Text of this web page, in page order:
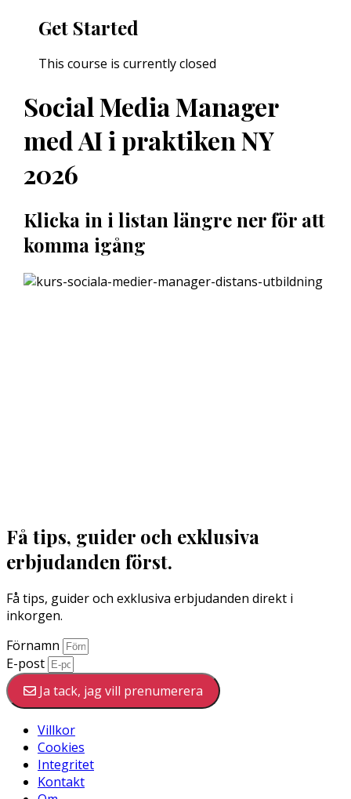
Get Started
This course is currently closed
Social Media Manager
med AI i praktiken NY
2026
Klicka in i listan längre ner för att
komma igång
Få tips, guider och exklusiva
erbjudanden först.
Få tips, guider och exklusiva erbjudanden direkt i
inkorgen.
Förnamn
E-post
Ja tack, jag vill prenumerera
Villkor
Cookies
Integritet
Kontakt